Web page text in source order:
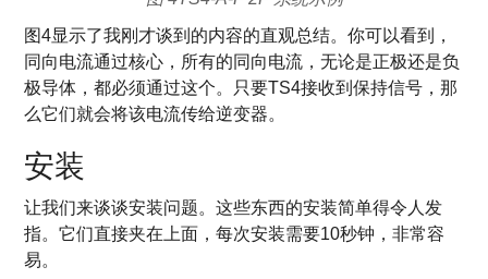
图4显示了我刚才谈到的内容的直观总结。你可以看到，
同向电流通过核心，所有的同向电流，无论是正极还是负
极导体，都必须通过这个。只要TS4接收到保持信号，那
么它们就会将该电流传给逆变器。
安装
让我们来谈谈安装问题。这些东西的安装简单得令人发
指。它们直接夹在上面，每次安装需要10秒钟，非常容
易。